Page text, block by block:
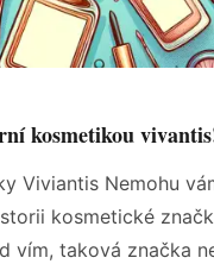
kosmetikou
Viviantis Nemohu
kosmetické
vím, taková značka